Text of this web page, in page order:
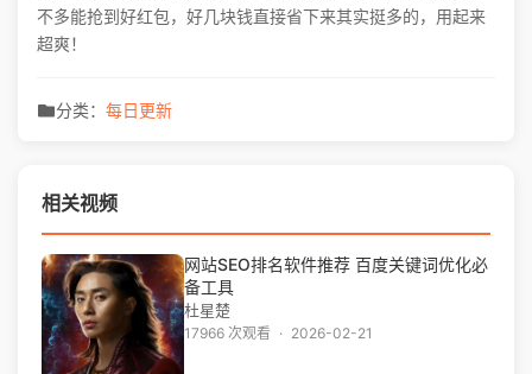
不多能抢到好红包，好几块钱直接省下来其实挺多的，用起来
超爽！
分类： 每日更新
相关视频
网站SEO排名软件推荐 百度关键词优化必
备工具
杜星楚
17966 次观看 · 2026-02-21